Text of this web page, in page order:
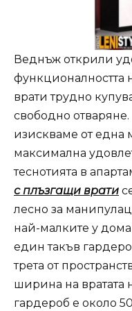
Веднъж открили
функционалността
врати трудно
свободно
изискваме от една
максимална
теснотията в
с плъзгащи врати
лесно за
най-малките у дома
един такъв
трета от
ширина на вратата
гардероб е около